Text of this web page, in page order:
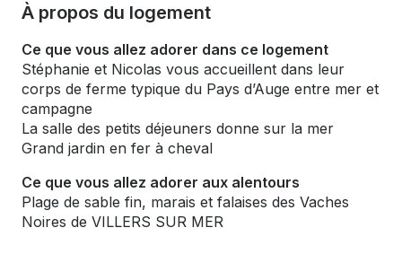
À propos du logement
Ce que vous allez adorer dans ce logement
Stéphanie et Nicolas vous accueillent dans leur
corps de ferme typique du Pays d’Auge entre mer et
campagne
La salle des petits déjeuners donne sur la mer
Grand jardin en fer à cheval
Ce que vous allez adorer aux alentours
Plage de sable fin, marais et falaises des Vaches
Noires de VILLERS SUR MER